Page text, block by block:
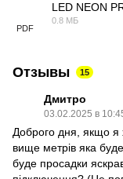
PDF
LED NEON
0.8 МБ
Отзывы 15
Дмитро
03.02.2025 в
Доброго дня, якщо я
вище метрів яка
буде просадки